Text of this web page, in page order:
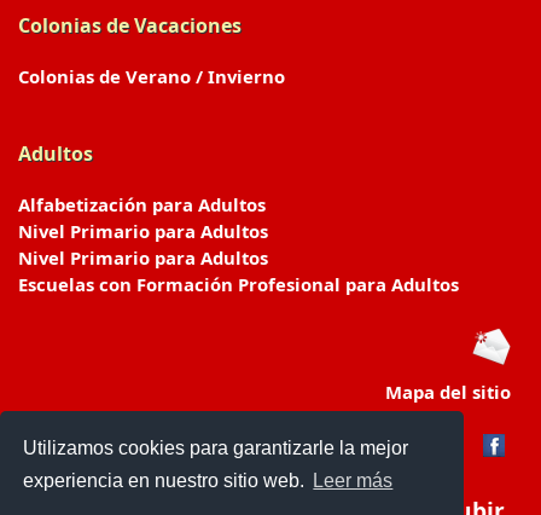
Utilizamos cookies para garantizarle la mejor
experiencia en nuestro sitio web.
Leer más
Colonias de Vacaciones
Colonias de Verano / Invierno
Adultos
Alfabetización para Adultos
Nivel Primario para Adultos
Nivel Primario para Adultos
Escuelas con Formación Profesional para Adultos
Mapa del sitio